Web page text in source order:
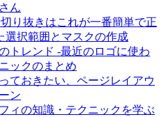
ん
り抜きはこれが一番簡単で正
選択範囲とマスクの作成
トレンド -最近のロゴに使わ
ックのまとめ
ておきたい、ページレイアウ
ン
ィの知識・テクニックを学ぶ